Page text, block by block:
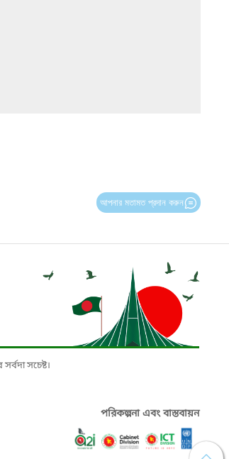
আপনার মতামত প্রদান করুন
সচেষ্ট।
পরিকল্পনা এবং বাস্তবায়ন